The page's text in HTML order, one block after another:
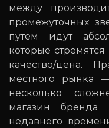
между
промежуточных
путем идут
которые
качество/цена.
местного рынка
несколько
магазин бренда
недавнего